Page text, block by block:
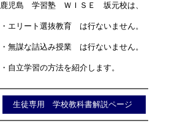
鹿児島 学習塾 ＷＩＳＥ 坂元校は、
・エリート選抜教育 は行ないません。
・無謀な詰込み授業 は行ないません。
・自立学習の方法を紹介します。
生徒専用 学校教科書解説ページ